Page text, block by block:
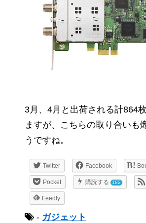
3月、4月と出荷される計864
ますが、こちらの取り合いも
うですね。
Twitter Facebook
Pocket 購読する 182
Feedly
- ガジェット